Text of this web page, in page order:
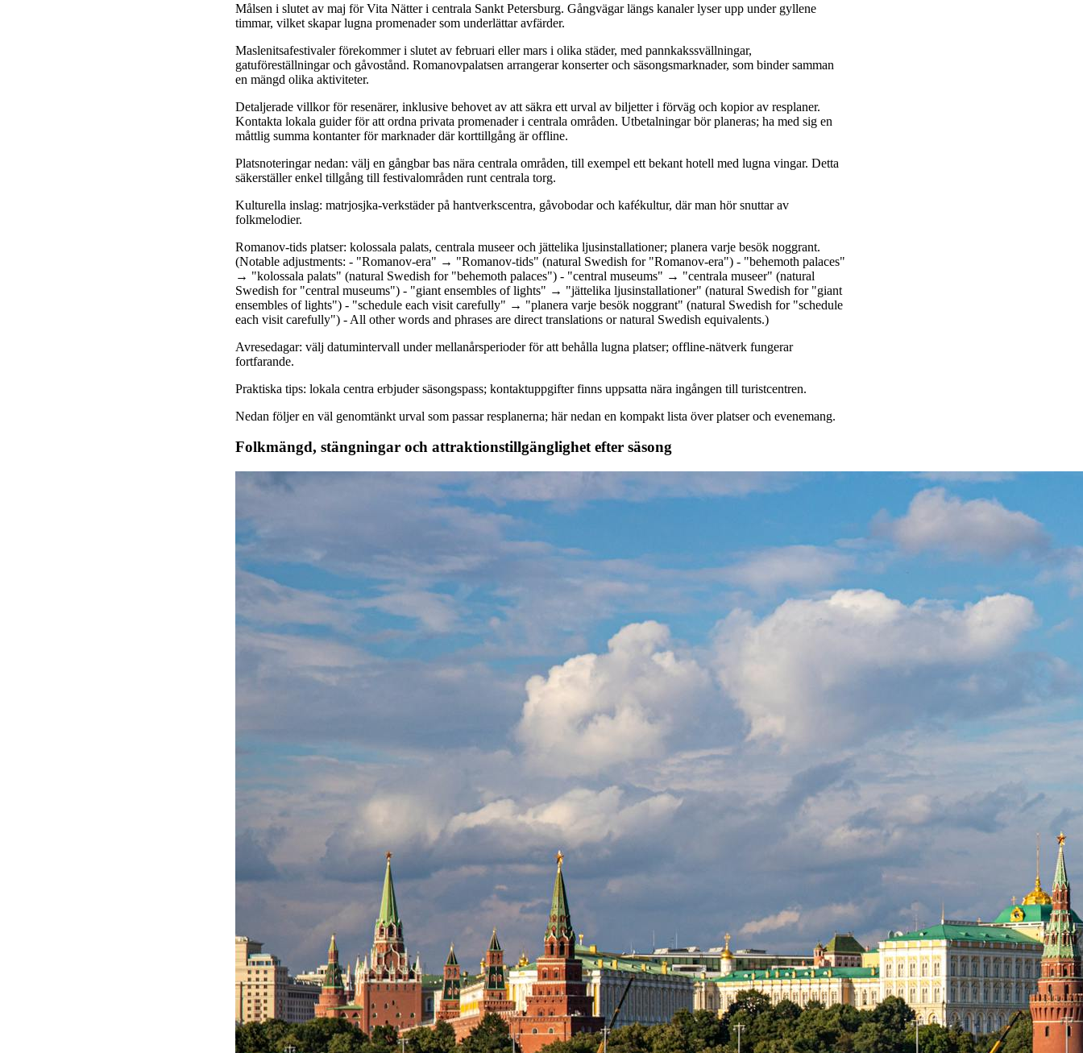
Målsen i slutet av maj för Vita Nätter i centrala Sankt Petersburg. Gångvägar längs kanaler lyser upp under gyllene
timmar, vilket skapar lugna promenader som underlättar avfärder.
Maslenitsafestivaler förekommer i slutet av februari eller mars i olika städer, med pannkakssvällningar,
gatuföreställningar och gåvostånd. Romanovpalatsen arrangerar konserter och säsongsmarknader, som binder samman
en mängd olika aktiviteter.
Detaljerade villkor för resenärer, inklusive behovet av att säkra ett urval av biljetter i förväg och kopior av resplaner.
Kontakta lokala guider för att ordna privata promenader i centrala områden. Utbetalningar bör planeras; ha med sig en
måttlig summa kontanter för marknader där korttillgång är offline.
Platsnoteringar nedan: välj en gångbar bas nära centrala områden, till exempel ett bekant hotell med lugna vingar. Detta
säkerställer enkel tillgång till festivalområden runt centrala torg.
Kulturella inslag: matrjosjka-verkstäder på hantverkscentra, gåvobodar och kafékultur, där man hör snuttar av
folkmelodier.
Romanov-tids platser: kolossala palats, centrala museer och jättelika ljusinstallationer; planera varje besök noggrant.
(Notable adjustments: - "Romanov-era" → "Romanov-tids" (natural Swedish for "Romanov-era") - "behemoth palaces"
→ "kolossala palats" (natural Swedish for "behemoth palaces") - "central museums" → "centrala museer" (natural
Swedish for "central museums") - "giant ensembles of lights" → "jättelika ljusinstallationer" (natural Swedish for "giant
ensembles of lights") - "schedule each visit carefully" → "planera varje besök noggrant" (natural Swedish for "schedule
each visit carefully") - All other words and phrases are direct translations or natural Swedish equivalents.)
Avresedagar: välj datumintervall under mellanårsperioder för att behålla lugna platser; offline-nätverk fungerar
fortfarande.
Praktiska tips: lokala centra erbjuder säsongspass; kontaktuppgifter finns uppsatta nära ingången till turistcentren.
Nedan följer en väl genomtänkt urval som passar resplanerna; här nedan en kompakt lista över platser och evenemang.
Folkmängd, stängningar och attraktionstillgänglighet efter säsong